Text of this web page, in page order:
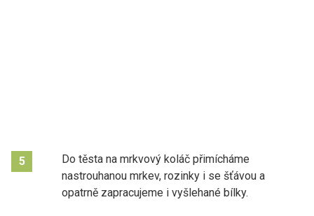
5
Do těsta na mrkvový koláč přimícháme
nastrouhanou mrkev, rozinky i se šťávou a
opatrně zapracujeme i vyšlehané bílky.